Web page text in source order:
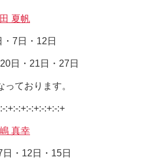
夏帆
7日・12日
日・21日・27日
っております。
:+:-:+:-:+:-:+:-:+
真幸
・12日・15日